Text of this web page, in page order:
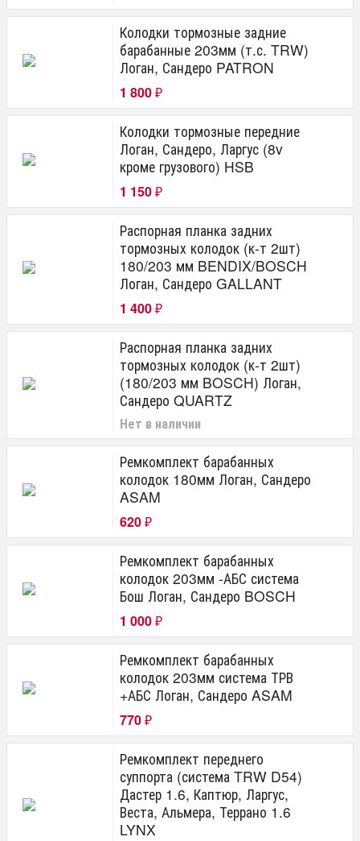
Колодки тормозные задние
барабанные 203мм (т.с. TRW)
Логан, Сандеро PATRON
1 800 ₽
Колодки тормозные передние
Логан, Сандеро, Ларгус (8v
кроме грузового) HSB
1 150 ₽
Распорная планка задних
тормозных колодок (к-т 2шт)
180/203 мм BENDIX/BOSCH
Логан, Сандеро GALLANT
1 400 ₽
Распорная планка задних
тормозных колодок (к-т 2шт)
(180/203 мм BOSCH) Логан,
Сандеро QUARTZ
Нет в наличии
Ремкомплект барабанных
колодок 180мм Логан, Сандеро
ASAM
620 ₽
Ремкомплект барабанных
колодок 203мм -АБС система
Бош Логан, Сандеро BOSCH
1 000 ₽
Ремкомплект барабанных
колодок 203мм система ТРВ
+АБС Логан, Сандеро ASAM
770 ₽
Ремкомплект переднего
суппорта (система TRW D54)
Дастер 1.6, Каптюр, Ларгус,
Веста, Альмера, Террано 1.6
LYNX